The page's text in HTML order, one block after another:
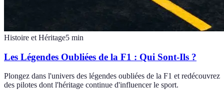
Histoire et Héritage5 min
Les Légendes Oubliées de la F1 : Qui Sont-Ils ?
Plongez dans l'univers des légendes oubliées de la F1 et redécouvrez
des pilotes dont l'héritage continue d'influencer le sport.